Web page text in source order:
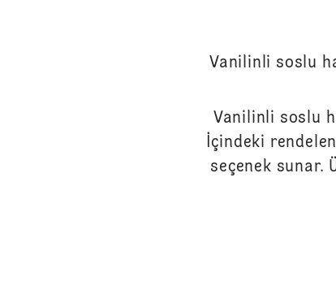
Vanilinli soslu
Vanilinli soslu
İçindeki
seçenek sunar.